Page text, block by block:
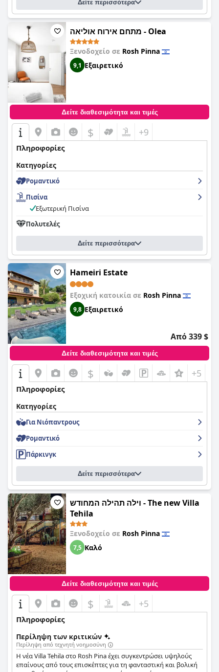
Δείτε περισσότερα
מתחם אירוח אוליאה - Olea
Ξενοδοχείο σε Rosh Pinna
9,1 Εξαιρετικό
Δείτε διαθεσιμότητα και τιμές
$ +9
Πληροφορίες
Κατηγορίες
Ρομαντικό
Πισίνα
Εξωτερική Πισίνα
Πολυτελές
Δείτε περισσότερα
Hameiri Estate
Εξοχική κατοικία σε Rosh Pinna
9,8 Εξαιρετικό
Από 339 $
Δείτε διαθεσιμότητα και τιμές
$ +5
Πληροφορίες
Κατηγορίες
Για Νιόπαντρους
Ρομαντικό
Πάρκινγκ
Δείτε περισσότερα
וילה תהילה המחודש - The new Villa
Tehila
Ξενοδοχείο σε Rosh Pinna
7,5 Καλό
Δείτε διαθεσιμότητα και τιμές
$ +5
Πληροφορίες
Περίληψη των κριτικών
Περίληψη από τεχνητή νοημοσύνη
Η νέα Villa Tehila στο Rosh Pina έχει συγκεντρώσει υψηλούς
επαίνους από τους επισκέπτες για τη φανταστική και βολική